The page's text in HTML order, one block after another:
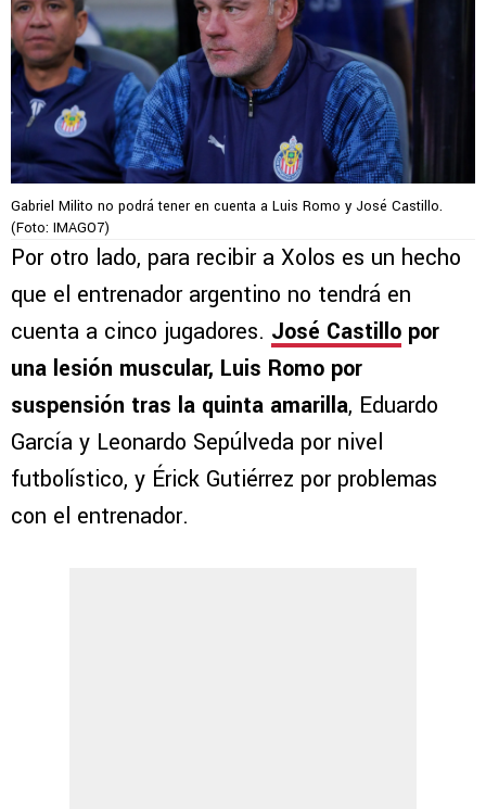
Gabriel Milito no podrá tener en cuenta a Luis Romo y José Castillo.
(Foto: IMAGO7)
Por otro lado, para recibir a Xolos es un hecho
que el entrenador argentino no tendrá en
cuenta a cinco jugadores. José Castillo por
una lesión muscular, Luis Romo por
suspensión tras la quinta amarilla, Eduardo
García y Leonardo Sepúlveda por nivel
futbolístico, y Érick Gutiérrez por problemas
con el entrenador.